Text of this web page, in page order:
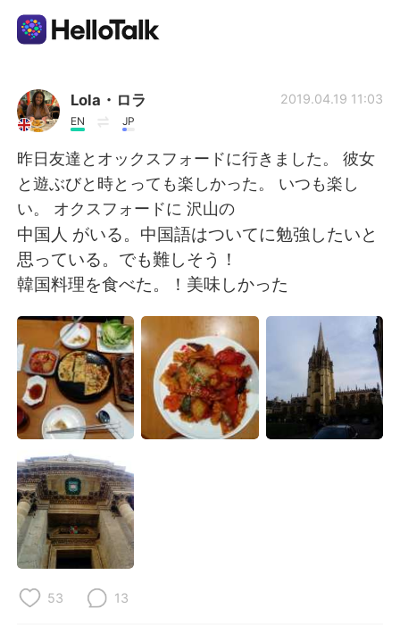
Aplicación de intercambio de idiomas
AI Grammar Checker
Español
English 简体中文
繁體中文 العربية
Français Deutsch
日本語 한국어
Indonesia
Türkçe
Lola・ロラ
EN JP
2019.04.19 11:03
昨日友達とオックスフォードに行きました。 彼女
と遊ぶびと時とっても楽しかった。 いつも楽し
い。 オクスフォードに 沢山の
中国人 がいる。中国語はついてに勉強したいと
思っている。でも難しそう！
韓国料理を食べた。！美味しかった
53 13